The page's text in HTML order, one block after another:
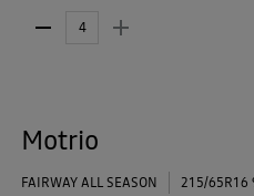
Motrio
FAIRWAY ALL SEASON 215/65R16